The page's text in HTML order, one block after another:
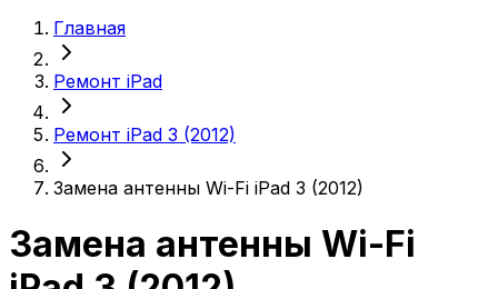
Главная
Ремонт iPad
Ремонт iPad 3 (2012)
Замена антенны Wi-Fi iPad 3 (2012)
Замена антенны Wi-Fi